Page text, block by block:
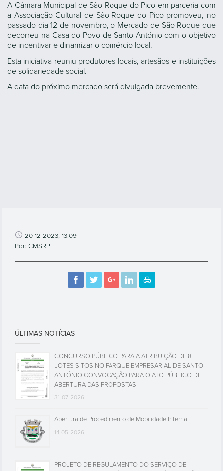
A Câmara Municipal de São Roque do Pico em parceria com
a Associação Cultural de São Roque do Pico promoveu, no
passado dia 12 de novembro, o Mercado de São Roque que
decorreu na Casa do Povo de Santo António com o objetivo
de incentivar e dinamizar o comércio local.
Esta iniciativa reuniu produtores locais, artesãos e instituições
de solidariedade social.
A data do próximo mercado será divulgada brevemente.
20-12-2023, 13:09
Por: CMSRP
ÚLTIMAS NOTÍCIAS
CONCURSO PÚBLICO PARA A ATRIBUIÇÃO DE 8
LOTES SITOS NO PARQUE EMPRESARIAL DE SANTO
ANTÓNIO CONVOCAÇÃO PARA O ATO PÚBLICO DE
ABERTURA DAS PROPOSTAS
31-07-2026
Abertura de Procedimento de Mobilidade Interna
14-05-2026
PROJETO DE REGULAMENTO DO SERVIÇO DE